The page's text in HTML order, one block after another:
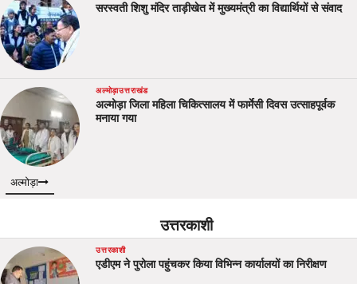
सरस्वती शिशु मंदिर ताड़ीखेत में मुख्यमंत्री का विद्यार्थियों से संवाद
अल्मोड़ाउत्तराखंड
अल्मोड़ा जिला महिला चिकित्सालय में फार्मेसी दिवस उत्साहपूर्वक
मनाया गया
अल्मोड़ा
उत्तरकाशी
उत्तरकाशी
एडीएम ने पुरोला पहुंचकर किया विभिन्न कार्यालयों का निरीक्षण